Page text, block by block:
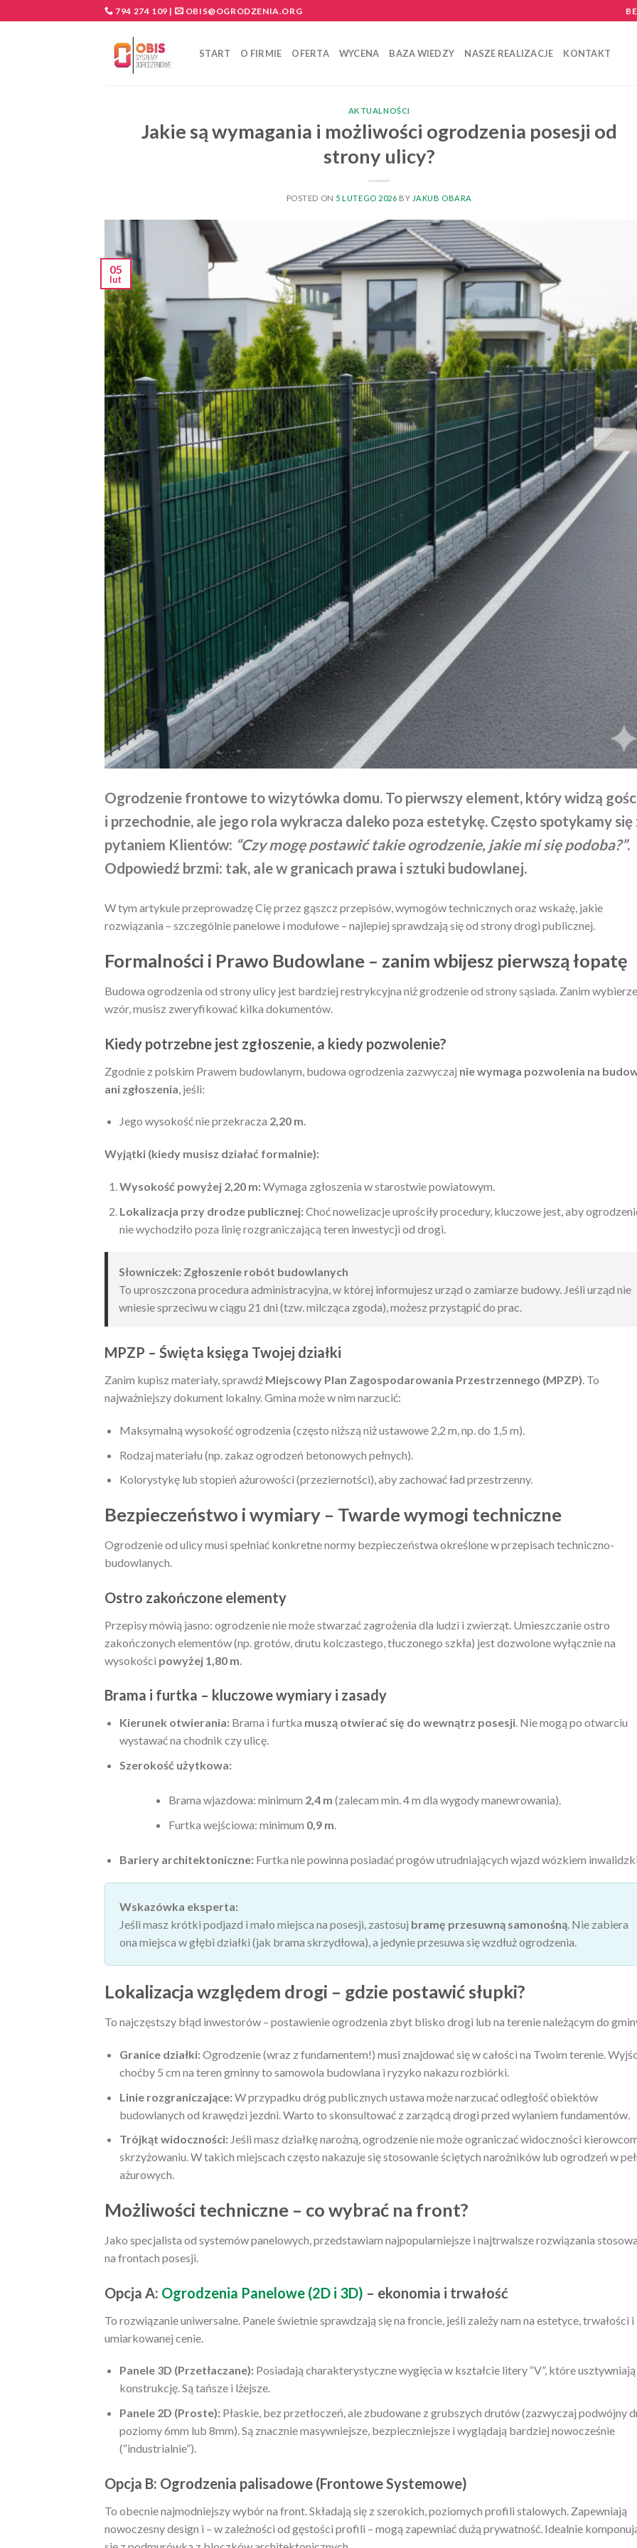
to
794 274 109 | OBIS@OGRODZENIA.ORG
START O FIRMIE OFERTA WYCENA BAZA WIEDZY NASZE REALIZACJE KONTAKT
AKTUALNOŚCI
Jakie są wymagania i możliwości ogrodzenia posesji od
strony ulicy?
POSTED ON 5 LUTEGO 2026 BY JAKUB OBARA
05
lut
Ogrodzenie frontowe to wizytówka domu. To pierwszy element, który widzą
i przechodnie, ale jego rola wykracza daleko poza estetykę. Często spotykamy się
pytaniem Klientów: “Czy mogę postawić takie ogrodzenie, jakie mi się podoba?”.
Odpowiedź brzmi: tak, ale w granicach prawa i sztuki budowlanej.
W tym artykule przeprowadzę Cię przez gąszcz przepisów, wymogów technicznych oraz wskażę, jakie
rozwiązania – szczególnie panelowe i modułowe – najlepiej sprawdzają się od strony drogi publicznej.
Formalności i Prawo Budowlane – zanim wbijesz pierwszą łopatę
Budowa ogrodzenia od strony ulicy jest bardziej restrykcyjna niż grodzenie od strony sąsiada. Zanim
wzór, musisz zweryfikować kilka dokumentów.
Kiedy potrzebne jest zgłoszenie, a kiedy pozwolenie?
Zgodnie z polskim Prawem budowlanym, budowa ogrodzenia zazwyczaj nie wymaga pozwolenia na
ani zgłoszenia , jeśli:
Jego wysokość nie przekracza 2,20 m.
Wyjątki (kiedy musisz działać formalnie):
Wysokość powyżej 2,20 m:Wymaga zgłoszenia w starostwie powiatowym.
Lokalizacja przy drodze publicznej:Choć nowelizacje uprościły procedury, kluczowe jest, aby
nie wychodziło poza linię rozgraniczającą teren inwestycji od drogi.
Słowniczek: Zgłoszenie robót budowlanych
To uproszczona procedura administracyjna, w której informujesz urząd o zamiarze budowy. Jeśli urząd nie
wniesie sprzeciwu w ciągu 21 dni (tzw. milcząca zgoda), możesz przystąpić do prac.
MPZP – Święta księga Twojej działki
Zanim kupisz materiały, sprawdź Miejscowy Plan Zagospodarowania Przestrzennego (MPZP). To
najważniejszy dokument lokalny. Gmina może w nim narzucić:
Maksymalną wysokość ogrodzenia (często niższą niż ustawowe 2,2 m, np. do 1,5 m).
Rodzaj materiału (np. zakaz ogrodzeń betonowych pełnych).
Kolorystykę lub stopień ażurowości (przeziernotści), aby zachować ład przestrzenny.
Bezpieczeństwo i wymiary – Twarde wymogi techniczne
Ogrodzenie od ulicy musi spełniać konkretne normy bezpieczeństwa określone w przepisach techniczno-
budowlanych.
Ostro zakończone elementy
Przepisy mówią jasno: ogrodzenie nie może stwarzać zagrożenia dla ludzi i zwierząt. Umieszczanie ostro
zakończonych elementów (np. grotów, drutu kolczastego, tłuczonego szkła) jest dozwolone wyłącznie na
wysokości powyżej 1,80 m
Brama i furtka – kluczowe wymiary i zasady
Kierunek otwierania:Brama i furtka muszą otwierać się do wewnątrz posesji. Nie mogą po otwarciu
wystawać na chodnik czy ulicę.
Szerokość użytkowa:
Brama wjazdowa: minimum 2,4 m (zalecam min. 4 m dla wygody manewrowania).
Furtka wejściowa: minimum 0,9 m
Bariery architektoniczne:Furtka nie powinna posiadać progów utrudniających wjazd wózkiem
Wskazówka eksperta:
Jeśli masz krótki podjazd i mało miejsca na posesji, zastosuj bramę przesuwną samonośną. Nie zabiera
ona miejsca w głębi działki (jak brama skrzydłowa), a jedynie przesuwa się wzdłuż ogrodzenia.
Lokalizacja względem drogi – gdzie postawić słupki?
To najczęstszy błąd inwestorów – postawienie ogrodzenia zbyt blisko drogi lub na terenie należącym do
Granice działki:Ogrodzenie (wraz z fundamentem!) musi znajdować się w całości na Twoim terenie.
choćby 5 cm na teren gminny to samowola budowlana i ryzyko nakazu rozbiórki.
Linie rozgraniczające:W przypadku dróg publicznych ustawa może narzucać odległość obiektów
budowlanych od krawędzi jezdni. Warto to skonsultować z zarządcą drogi przed wylaniem fundamentów.
Trójkąt widoczności:Jeśli masz działkę narożną, ogrodzenie nie może ograniczać widoczności
skrzyżowaniu. W takich miejscach często nakazuje się stosowanie ściętych narożników lub ogrodzeń w
ażurowych.
Możliwości techniczne – co wybrać na front?
Jako specjalista od systemów panelowych, przedstawiam najpopularniejsze i najtrwalsze rozwiązania
na frontach posesji.
Opcja A: Ogrodzenia Panelowe (2D i 3D) – ekonomia i trwałość
To rozwiązanie uniwersalne. Panele świetnie sprawdzają się na froncie, jeśli zależy nam na estetyce, trwałości i
umiarkowanej cenie.
Panele 3D (Przetłaczane):Posiadają charakterystyczne wygięcia w kształcie litery “V”, które usztywniają
konstrukcję. Są tańsze i lżejsze.
Panele 2D (Proste):Płaskie, bez przetłoczeń, ale zbudowane z grubszych drutów (zazwyczaj podwójny
poziomy 6mm lub 8mm). Są znacznie masywniejsze, bezpieczniejsze i wyglądają bardziej nowocześnie
(“industrialnie”).
Opcja B: Ogrodzenia palisadowe (Frontowe Systemowe)
To obecnie najmodniejszy wybór na front. Składają się z szerokich, poziomych profili stalowych. Zapewniają
nowoczesny design i – w zależności od gęstości profili – mogą zapewniać dużą prywatność. Idealnie